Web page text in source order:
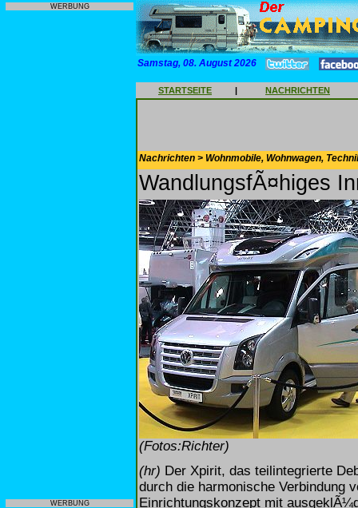
WERBUNG
WERBUNG
Samstag, 08. August 2026
STARTSEITE | NACHRICHTEN
Nachrichten > Wohnmobile, Wohnwagen,
WandlungsfÃ¤higes
(Fotos:Richter)
(hr) Der Xpirit, das teilintegrierte
durch die harmonische Verbindung
Einrichtungskonzept mit